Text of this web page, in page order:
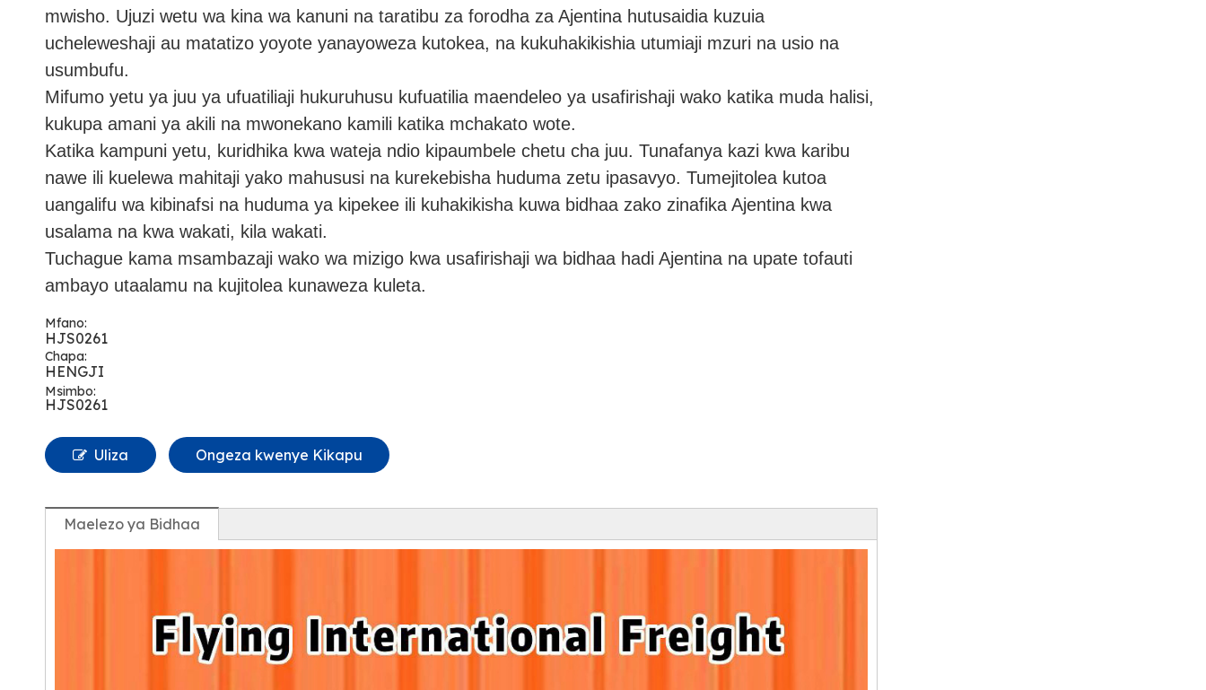
mwisho. Ujuzi wetu wa kina wa kanuni na taratibu za forodha za Ajentina hutusaidia kuzuia
ucheleweshaji au matatizo yoyote yanayoweza kutokea, na kukuhakikishia utumiaji mzuri na usio na
usumbufu.
Mifumo yetu ya juu ya ufuatiliaji hukuruhusu kufuatilia maendeleo ya usafirishaji wako katika muda halisi,
kukupa amani ya akili na mwonekano kamili katika mchakato wote.
Katika kampuni yetu, kuridhika kwa wateja ndio kipaumbele chetu cha juu. Tunafanya kazi kwa karibu
nawe ili kuelewa mahitaji yako mahususi na kurekebisha huduma zetu ipasavyo. Tumejitolea kutoa
uangalifu wa kibinafsi na huduma ya kipekee ili kuhakikisha kuwa bidhaa zako zinafika Ajentina kwa
usalama na kwa wakati, kila wakati.
Tuchague kama msambazaji wako wa mizigo kwa usafirishaji wa bidhaa hadi Ajentina na upate tofauti
ambayo utaalamu na kujitolea kunaweza kuleta.
Mfano:
HJS0261
Chapa:
HENGJI
Msimbo:
HJS0261
Uliza Ongeza kwenye Kikapu
Maelezo ya Bidhaa